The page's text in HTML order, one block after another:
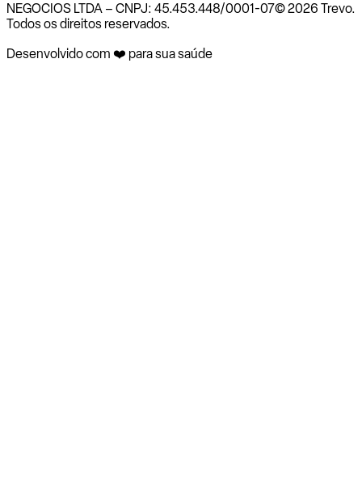
NEGOCIOS LTDA – CNPJ: 45.453.448/0001-07© 2026 Trevo.
Todos os direitos reservados.
Desenvolvido com ❤️ para sua saúde